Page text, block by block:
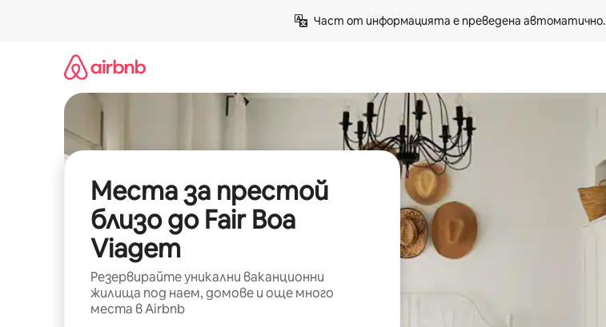
Част от информацията е преведена автоматично.
Места за престой
близо до Fair Boa
Viagem
Резервирайте уникални ваканционни
жилища под наем, домове и още много
места в Airbnb